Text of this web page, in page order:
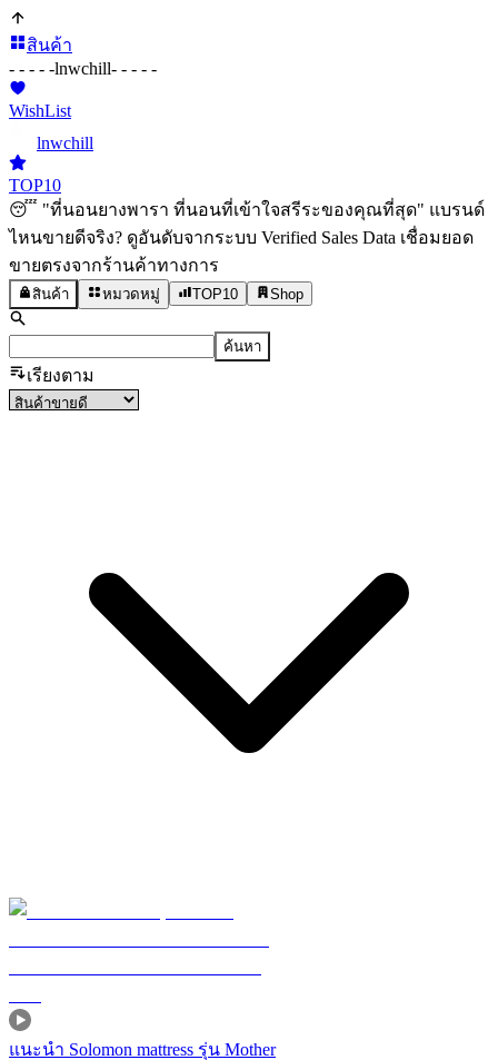
สินค้า
- - - - -lnwchill- - - - -
WishList
lnwchill
TOP10
😴 "ที่นอนยางพารา ที่นอนที่เข้าใจสรีระของคุณที่สุด" แบรนด์
ไหนขายดีจริง? ดูอันดับจากระบบ Verified Sales Data เชื่อมยอด
ขายตรงจากร้านค้าทางการ
สินค้า หมวดหมู่ TOP10 Shop
ค้นหา
เรียงตาม
แนะนำ Solomon mattress รุ่น Mother